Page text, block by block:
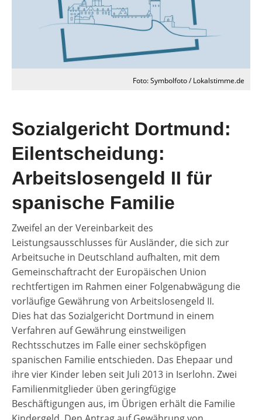
Foto: Symbolfoto / Lokalstimme.de
Sozialgericht Dortmund:
Eilentscheidung:
Arbeitslosengeld II für
spanische Familie
Zweifel an der Vereinbarkeit des
Leistungsausschlusses für Ausländer, die sich zur
Arbeitsuche in Deutschland aufhalten, mit dem
Gemeinschaftracht der Europäischen Union
rechtfertigen im Rahmen einer Folgenabwägung die
vorläufige Gewährung von Arbeitslosengeld II.
Dies hat das Sozialgericht Dortmund in einem
Verfahren auf Gewährung einstweiligen
Rechtsschutzes im Falle einer sechsköpfigen
spanischen Familie entschieden. Das Ehepaar und
ihre vier Kinder leben seit Juli 2013 in Iserlohn. Zwei
Familienmitglieder üben geringfügige
Beschäftigungen aus, im Übrigen erhält die Familie